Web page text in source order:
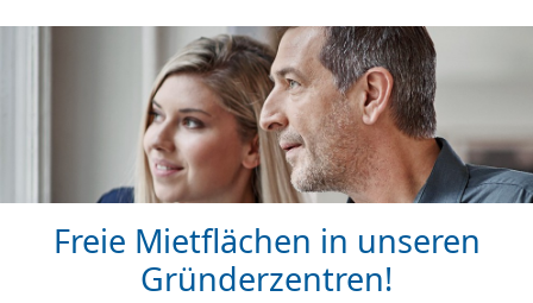
Freie Mietflächen in unseren
Gründerzentren!